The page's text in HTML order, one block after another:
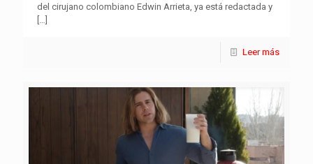
del cirujano colombiano Edwin Arrieta, ya está redactada y
[…]
Leer más